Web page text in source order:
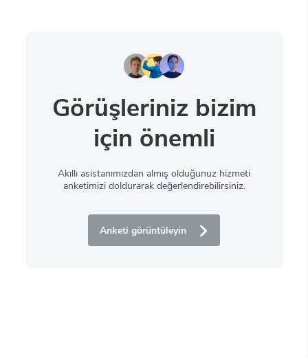
Görüşleriniz bizim
için önemli
Akıllı asistanımızdan almış olduğunuz hizmeti
anketimizi doldurarak değerlendirebilirsiniz.
Anketi görüntüleyin